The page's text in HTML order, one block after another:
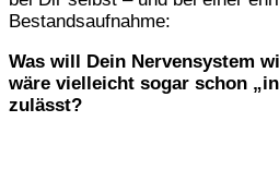
Bestandsaufnahme:
Was will Dein Nervensystem
wäre vielleicht sogar schon
zulässt?